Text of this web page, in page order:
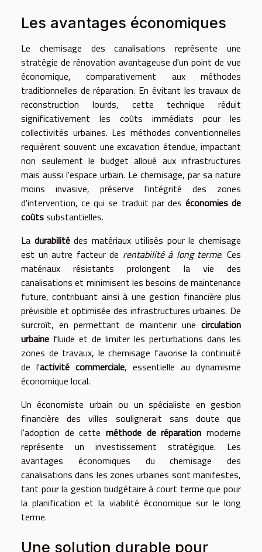
Les avantages économiques
Le chemisage des canalisations représente une
stratégie de rénovation avantageuse d'un point de vue
économique, comparativement aux méthodes
traditionnelles de réparation. En évitant les travaux de
reconstruction lourds, cette technique réduit
significativement les coûts immédiats pour les
collectivités urbaines. Les méthodes conventionnelles
requièrent souvent une excavation étendue, impactant
non seulement le budget alloué aux infrastructures
mais aussi l'espace urbain. Le chemisage, par sa nature
moins invasive, préserve l'intégrité des zones
d'intervention, ce qui se traduit par des économies de
coûtssubstantielles.
La durabilitédes matériaux utilisés pour le chemisage
est un autre facteur de rentabilité à long terme. Ces
matériaux résistants prolongent la vie des
canalisations et minimisent les besoins de maintenance
future, contribuant ainsi à une gestion financière plus
prévisible et optimisée des infrastructures urbaines. De
surcroît, en permettant de maintenir une circulation
urbaine fluide et de limiter les perturbations dans les
zones de travaux, le chemisage favorise la continuité
de l'activité commerciale, essentielle au dynamisme
économique local.
Un économiste urbain ou un spécialiste en gestion
financière des villes soulignerait sans doute que
l'adoption de cette méthode de réparation moderne
représente un investissement stratégique. Les
avantages économiques du chemisage des
canalisations dans les zones urbaines sont manifestes,
tant pour la gestion budgétaire à court terme que pour
la planification et la viabilité économique sur le long
terme.
Une solution durable pour